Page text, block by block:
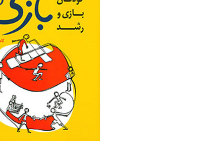
منابع آزمون استخدامی آموزگار ابتدایی
کتب